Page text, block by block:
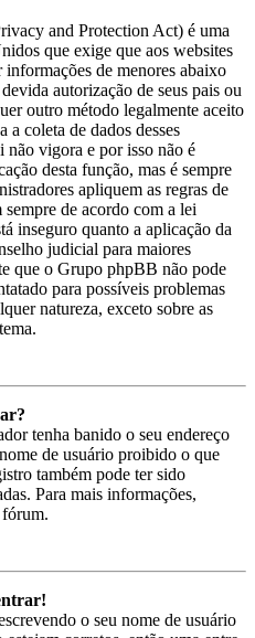
and Protection Act) é uma
que exige que aos websites
informações de menores abaixo
autorização de seus pais ou
outro método legalmente aceito
a coleta de dados desses
não vigora e por isso não é
desta função, mas é sempre
apliquem as regras de
sempre de acordo com a lei
inseguro quanto a aplicação da
judicial para maiores
que o Grupo phpBB não pode
para possíveis problemas
natureza, exceto sobre as
tenha banido o seu endereço
de usuário proibido o que
também pode ter sido
Para mais informações,
o seu nome de usuário